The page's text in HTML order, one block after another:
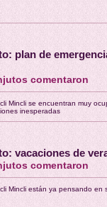
plan de
comentaron
Mincli se encuentran muy
inesperadas
vacaciones de
comentaron
Mincli están ya pensando en